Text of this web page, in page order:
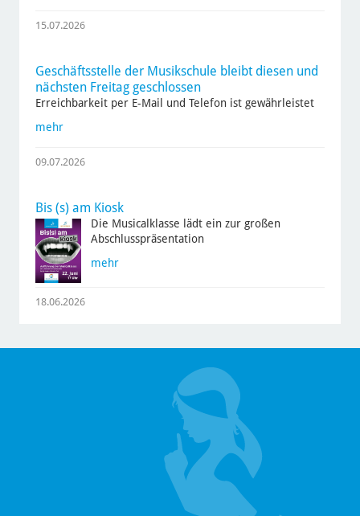
15.07.2026
Geschäftsstelle der Musikschule bleibt diesen und
nächsten Freitag geschlossen
Erreichbarkeit per E-Mail und Telefon ist gewährleistet
mehr
09.07.2026
Bis (s) am Kiosk
Die Musicalklasse lädt ein zur großen
Abschlusspräsentation
mehr
18.06.2026